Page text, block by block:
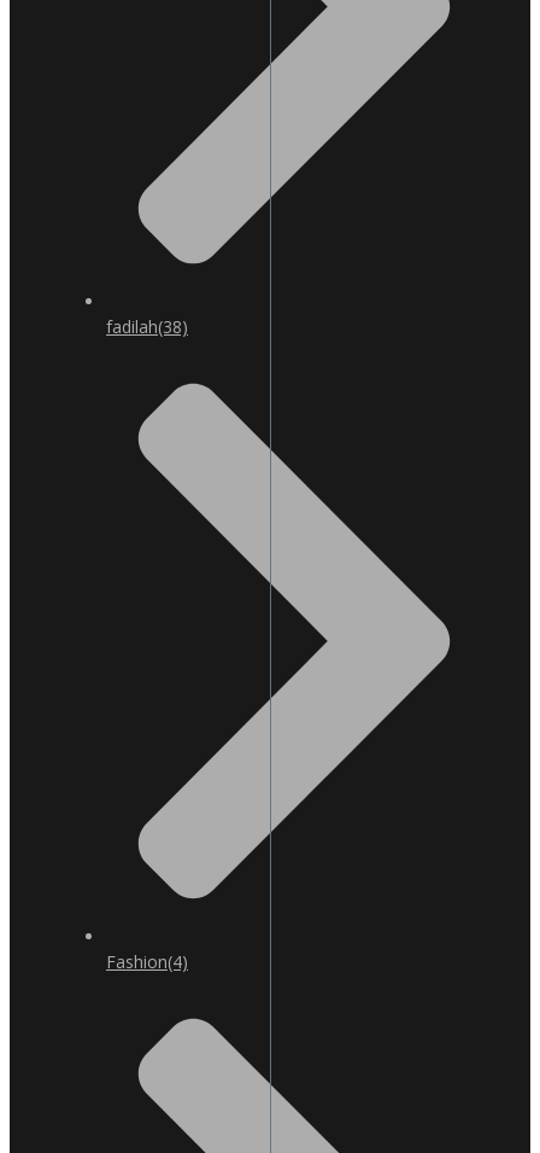
fadilah(38)
Fashion(4)